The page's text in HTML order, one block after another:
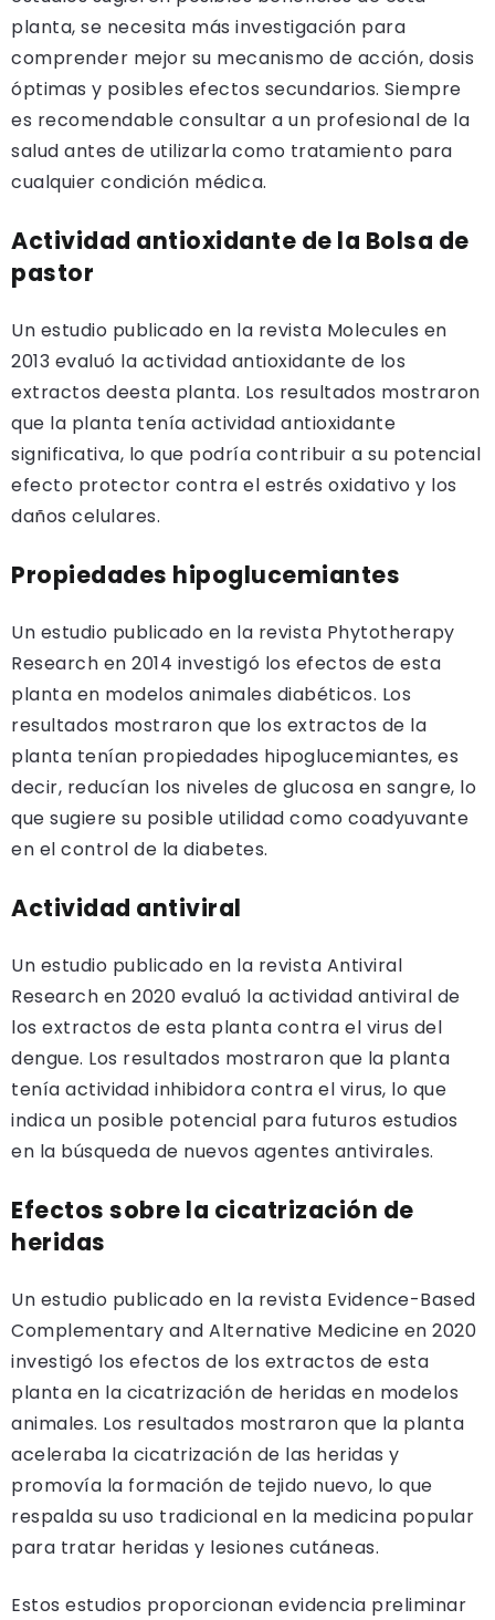
planta, se necesita más investigación para
comprender mejor su mecanismo de acción, dosis
óptimas y posibles efectos secundarios. Siempre
es recomendable consultar a un profesional de la
salud antes de utilizarla como tratamiento para
cualquier condición médica.
Actividad antioxidante de la Bolsa de
pastor
Un estudio publicado en la revista Molecules en
2013 evaluó la actividad antioxidante de los
extractos deesta planta. Los resultados mostraron
que la planta tenía actividad antioxidante
significativa, lo que podría contribuir a su potencial
efecto protector contra el estrés oxidativo y los
daños celulares.
Propiedades hipoglucemiantes
Un estudio publicado en la revista Phytotherapy
Research en 2014 investigó los efectos de esta
planta en modelos animales diabéticos. Los
resultados mostraron que los extractos de la
planta tenían propiedades hipoglucemiantes, es
decir, reducían los niveles de glucosa en sangre, lo
que sugiere su posible utilidad como coadyuvante
en el control de la diabetes.
Actividad antiviral
Un estudio publicado en la revista Antiviral
Research en 2020 evaluó la actividad antiviral de
los extractos de esta planta contra el virus del
dengue. Los resultados mostraron que la planta
tenía actividad inhibidora contra el virus, lo que
indica un posible potencial para futuros estudios
en la búsqueda de nuevos agentes antivirales.
Efectos sobre la cicatrización de
heridas
Un estudio publicado en la revista Evidence-Based
Complementary and Alternative Medicine en 2020
investigó los efectos de los extractos de esta
planta en la cicatrización de heridas en modelos
animales. Los resultados mostraron que la planta
aceleraba la cicatrización de las heridas y
promovía la formación de tejido nuevo, lo que
respalda su uso tradicional en la medicina popular
para tratar heridas y lesiones cutáneas.
Estos estudios proporcionan evidencia preliminar